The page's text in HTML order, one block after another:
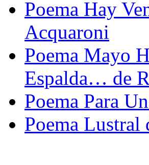
Poema Hay
Acquaroni
Poema Mayo
Espalda… de
Poema Para
Poema Lustral